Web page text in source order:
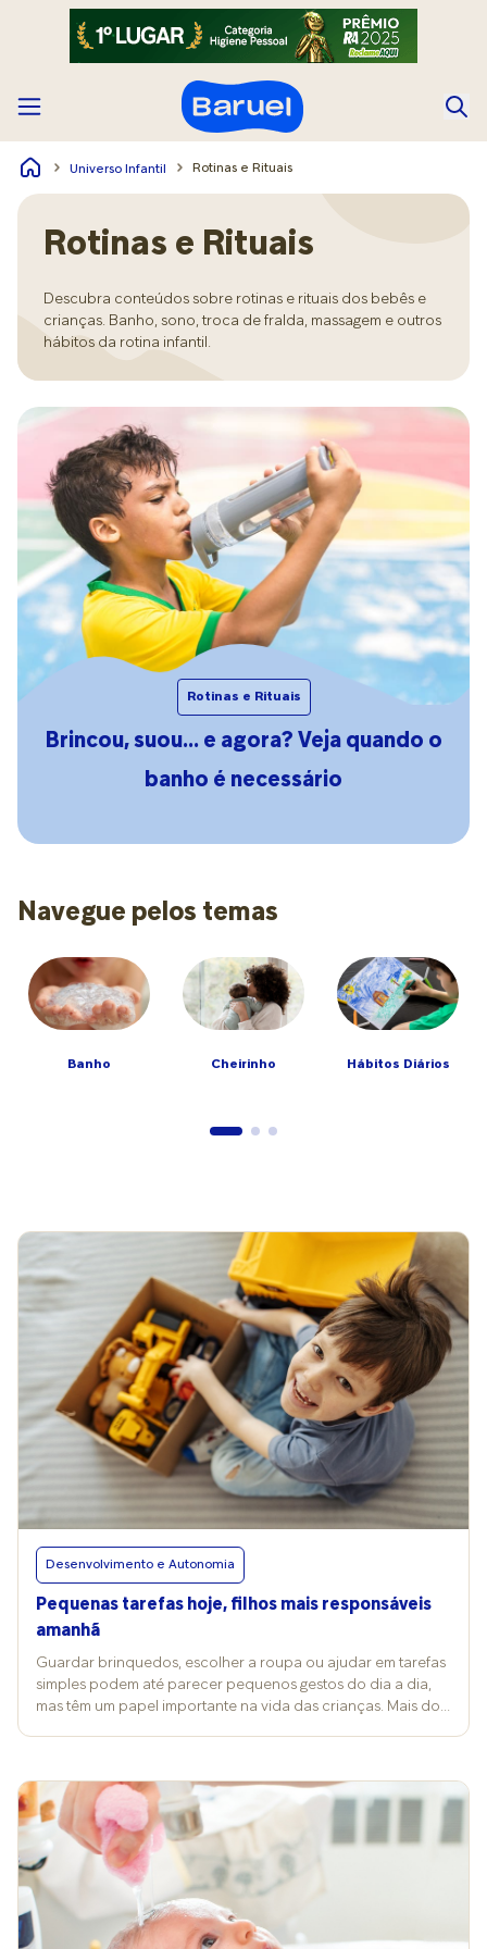
Universo Infantil Rotinas e Rituais
Rotinas e Rituais
Descubra conteúdos sobre rotinas e rituais dos bebês e
crianças. Banho, sono, troca de fralda, massagem e outros
hábitos da rotina infantil.
Rotinas e Rituais
Brincou, suou… e agora? Veja quando o
banho é necessário
Navegue pelos temas
Banho Cheirinho Hábitos Diários
Desenvolvimento e Autonomia
Pequenas tarefas hoje, filhos mais responsáveis
amanhã
Guardar brinquedos, escolher a roupa ou ajudar em tarefas
simples podem até parecer pequenos gestos do dia a dia,
mas têm um papel importante na vida das crianças. Mais do
estrategista digital Luana Rosário, mãe de duas crianças
pequenas, essa participação começou aos poucos. Como
os filhos têm três anos de diferença, ela precisou adaptar as
tarefas para que ambos pudessem colaborar de alguma
forma, mesmo com habilidades diferentes. “Pesquisando e
conversando com a psicóloga deles, entendi que podia
atribuir ações diferentes e complementares. Muitas vezes, o
caçula entra como apoio da mais velha e isso foi muito